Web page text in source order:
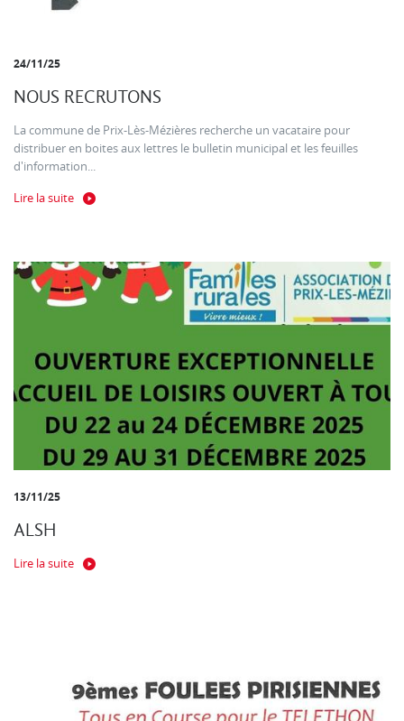
24/11/25
NOUS RECRUTONS
La commune de Prix-Lès-Mézières recherche un vacataire pour
distribuer en boites aux lettres le bulletin municipal et les feuilles
d'information...
Lire la suite
13/11/25
ALSH
Lire la suite